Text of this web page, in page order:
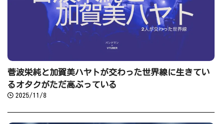
菅波栄純と加賀美ハヤトが交わった世界線に生きてい
るオタクがただ高ぶっている
2025/11/8